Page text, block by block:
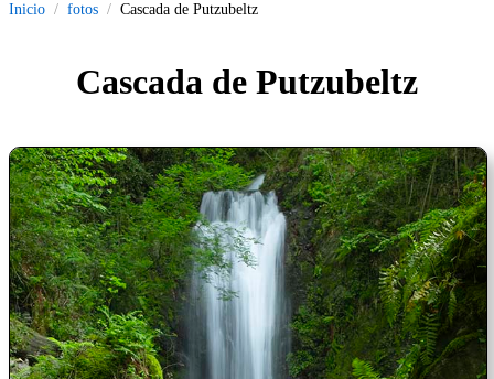
Inicio fotos Cascada de Putzubeltz
Cascada de Putzubeltz